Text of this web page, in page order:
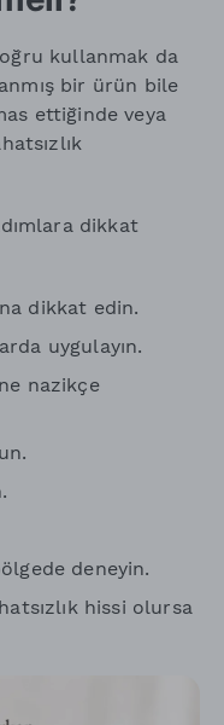
kullanmak da
bir ürün bile
ettiğinde veya
dikkat
dikkat edin.
uygulayın.
nazikçe
deneyin.
hissi olursa